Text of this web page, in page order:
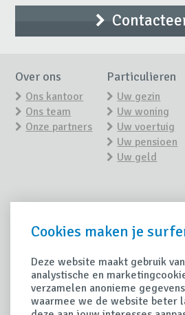
Over ons
Ons kantoor
Ons team
Onze partners
Particulieren
Uw gezin
Uw woning
Uw voertuig
Uw pensioen
Uw geld
Tips
Handige tips
Contacteer
afspraak
Schade
Schade
Cookies maken je
Deze website maakt gebruik
analystische en
verzamelen anonieme
waarmee we de website beter